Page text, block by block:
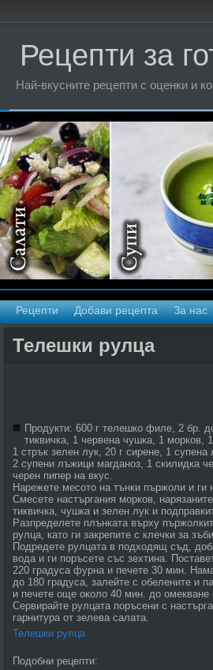
Рецепти за
Най-вкусните рецепти с оценки и
Рецепти Добави рецепта За нас
Телешки рулца
Продукти: 600 г телешко филе, 2 бр.
тиквичка, 1 червена чушка, 1 морков,
1 стрък зелен лук, 20 г сирене, 1 супена
2 супени лъжици магданоз, 1 скилидка
черен пипер на вкус.
Нарежете месото на тънки пържоли и ги
Смесете настъргания морков,
тиквичка, чушка и зелен лук и
Разпределете плънката върху
рулца, като ги закрепите с клечки за
Подредете рулцата в подходящ съд,
вода и ги поръсете със зехтина.
220 градуса фурна и печете 30 мин.
до 180 градуса, залейте с обелените и
и печете още около 40 мин. до омекване
Сервирайте рулцата поръсени с
гарнитура от зелева салата.
Телешки рулца
Подобни рецепти: